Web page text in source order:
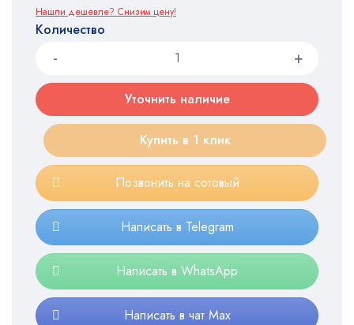
Нашли дешевле? Снизим цену!
Количество
Уточнить наличие
Купить в 1 клик
Позвонить на сотовый
Написать в Telegram
Написать в WhatsApp
Написать в чат Max